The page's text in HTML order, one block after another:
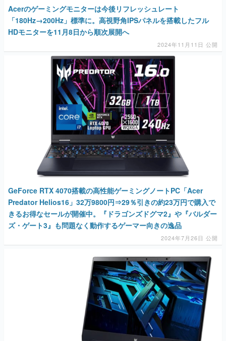
カテゴリ
特集記事
マンガ
アプリレビュー
その他
電ファミニコゲーマーとは？
運営：株式会社マレ
2024年11月11日 公開
GeForce RTX 4070搭載の高性能ゲーミングノートPC「Acer
Predator Helios16」32万9800円⇒29％引きの約23万円で購入で
きるお得なセールが開催中。『ドラゴンズドグマ2』や『バルダー
ズ・ゲート3』も問題なく動作するゲーマー向きの逸品
2024年7月26日 公開